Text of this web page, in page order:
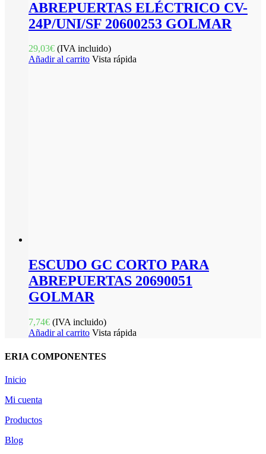
ABREPUERTAS ELÉCTRICO CV-
24P/UNI/SF 20600253 GOLMAR
29,03€ (IVA incluido)
Añadir al carrito Vista rápida
ESCUDO GC CORTO PARA
ABREPUERTAS 20690051
GOLMAR
7,74€ (IVA incluido)
Añadir al carrito Vista rápida
ERIA COMPONENTES
Inicio
Mi cuenta
Productos
Blog